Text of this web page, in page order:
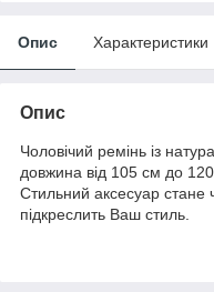
Опис Характеристики
Опис
Чоловічий ремінь із
довжина від 105 см до
Стильний аксесуар
підкреслить Ваш стиль.